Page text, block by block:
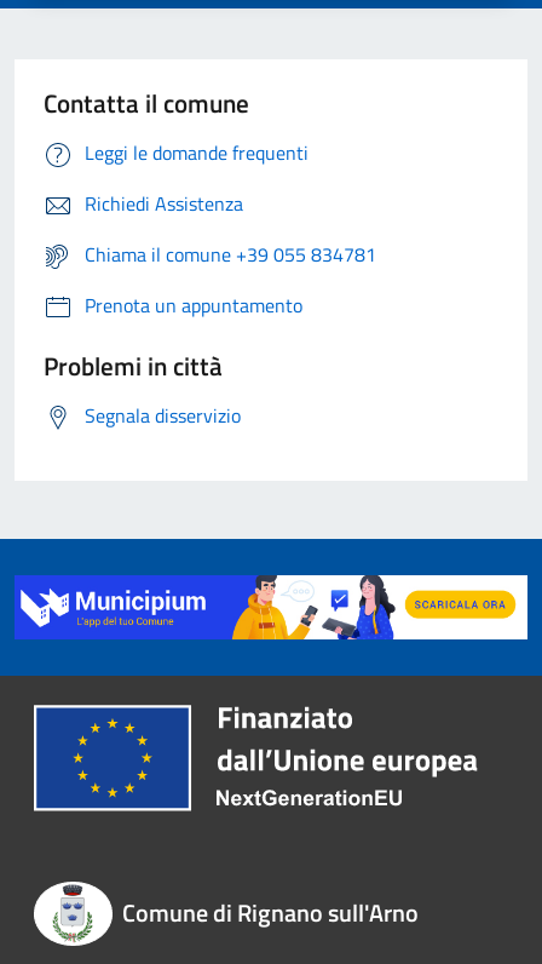
Contatta il comune
Leggi le domande frequenti
Richiedi Assistenza
Chiama il comune +39 055 834781
Prenota un appuntamento
Problemi in città
Segnala disservizio
Comune di Rignano sull'Arno